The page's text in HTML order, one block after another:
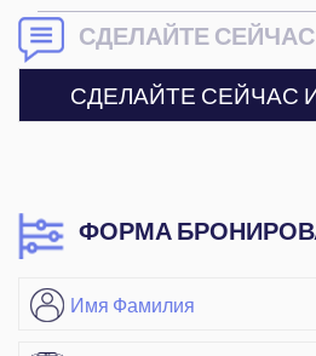
СДЕЛАЙТЕ
СДЕЛАЙТЕ СЕЙЧАС
ФОРМА